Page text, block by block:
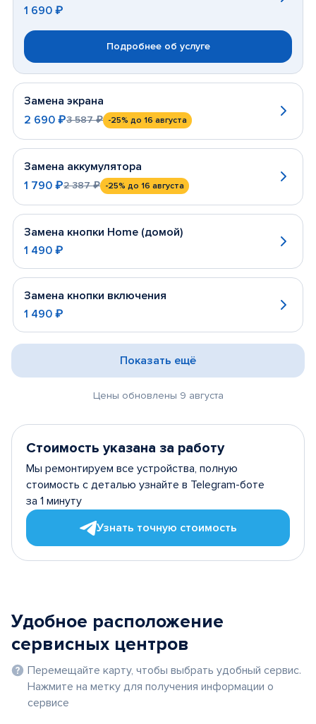
1 690 ₽
Подробнее об услуге
Замена экрана
2 690 ₽3 587 ₽ -25% до 16 августа
Замена аккумулятора
1 790 ₽2 387 ₽ -25% до 16 августа
Замена кнопки Home (домой)
1 490 ₽
Замена кнопки включения
1 490 ₽
Цены обновлены 9 августа
Показать ещё
Стоимость указана за работу
Мы ремонтируем все устройства, полную
стоимость с деталью узнайте в Telegram-боте
за 1 минуту
Узнать точную стоимость
Удобное расположение
сервисных центров
Перемещайте карту, чтобы выбрать удобный сервис.
Нажмите на метку для получения информации о
сервисе